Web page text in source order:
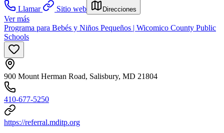
Llamar
Sitio web Direcciones
Ver más
Programa para Bebés y Niños Pequeños | Wicomico County Public
Schools
900 Mount Herman Road, Salisbury, MD 21804
410-677-5250
https://referral.mditp.org